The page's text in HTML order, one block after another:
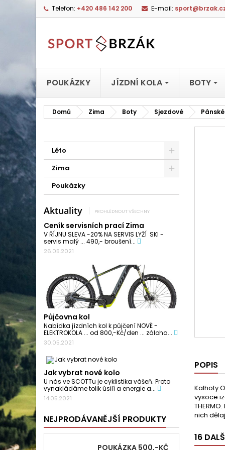
Telefon: +420 486 142 200 E-mail:
POUKÁZKY JÍZDNÍ KOLA BOTY
Domů Zima Boty Sjezdové Pánské
Léto
Zima
Poukázky
Aktuality PROHLÉDNOUT VŠECHNY
Ceník servisních prací Zima
V ŘÍJNU SLEVA -20% NA SERVIS LYŽÍ SKI -
servis malý ... 490,- broušení...
26.05.2021
Půjčovna kol
Nabídka jízdních kol k půjčení NOVĚ -
ELEKTROKOLA ... od 800,-Kč/den ... záloha...
30.05.2021
Jak vybrat nové kolo
U nás ve SCOTTu je cyklistika vášeň. Proto
vynakládáme tolik úsilí a energie a...
14.05.2021
NEJPRODÁVANĚJŠÍ PRODUKTY
POUKÁZKA 500,-KČ
POPIS
Kalhoty
vysoce
nich
16